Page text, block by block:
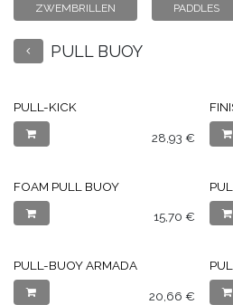
ZWEMBRILLEN PADDLES
PULL BUOY
PULL-KICK
28,93 €
FOAM PULL BUOY
15,70 €
PULL-BUOY ARMADA
20,66 €